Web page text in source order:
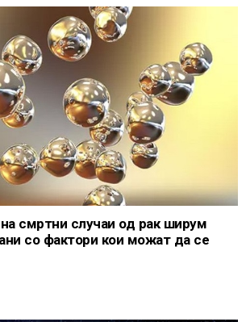
на смртни случаи од рак ширум
со фактори кои можат да се